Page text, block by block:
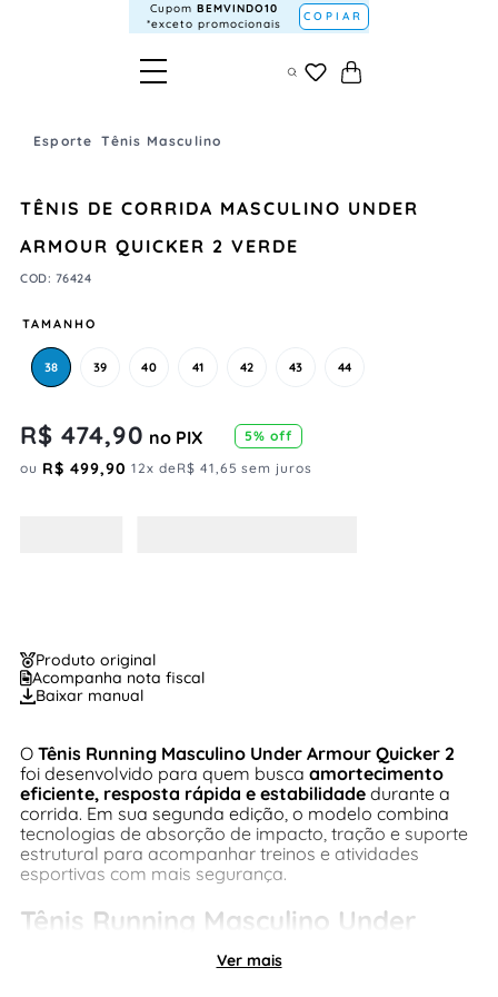
Cupom BEMVINDO10
*exceto promocionais
COPIAR
Esporte Tênis Masculino
TÊNIS DE CORRIDA MASCULINO UNDER
ARMOUR QUICKER 2 VERDE
COD: 76424
TAMANHO
38 39 40 41 42 43 44
R$ 474,90 no PIX 5% off
ou R$ 499,90 12x deR$ 41,65 sem juros
Produto original
Acompanha nota fiscal
Baixar manual
O Tênis Running Masculino Under Armour Quicker 2
foi desenvolvido para quem busca amortecimento
eficiente, resposta rápida e estabilidade durante a
corrida. Em sua segunda edição, o modelo combina
tecnologias de absorção de impacto, tração e suporte
estrutural para acompanhar treinos e atividades
esportivas com mais segurança.
Tênis Running Masculino Under
Armour Quicker 2 – Amortecimento
Ver mais